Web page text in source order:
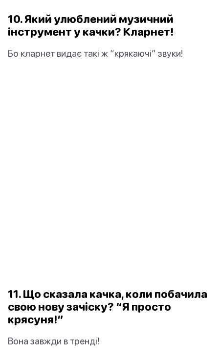
10. Який улюблений музичний
інструмент у качки? Кларнет!
Бо кларнет видає такі ж “крякаючі” звуки!
11. Що сказала качка, коли побачила
свою нову зачіску? “Я просто
крясуня!”
Вона завжди в тренді!